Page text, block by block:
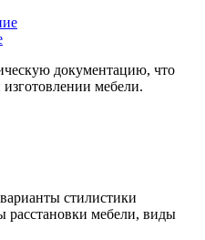
документацию, что
мебели.
стилистики
расстановки мебели, виды